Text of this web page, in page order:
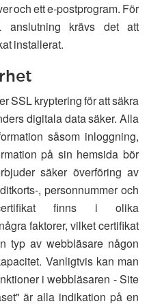
och ett e-postprogram. För
anslutning krävs det att
installerat.
SSL kryptering för att säkra
digitala data säker. Alla
såsom inloggning,
på sin hemsida bör
säker överföring av
, personnummer och
certifikat finns i olika
faktorer, vilket certifikat
typ av webbläsare någon
Vanligtvis kan man
i webbläsaren - Site
är alla indikation på en